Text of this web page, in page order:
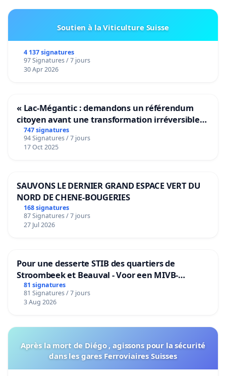
Soutien à la Viticulture Suisse
4 137 signatures
97 Signatures / 7 jours
30 Apr 2026
« Lac-Mégantic : demandons un référendum
citoyen avant une transformation irréversible
de notre territoire »
747 signatures
94 Signatures / 7 jours
17 Oct 2025
SAUVONS LE DERNIER GRAND ESPACE VERT DU
NORD DE CHENE-BOUGERIES
168 signatures
87 Signatures / 7 jours
27 Jul 2026
Pour une desserte STIB des quartiers de
Stroombeek et Beauval - Voor een MIVB-
bediening van de wijken Strombeek en Het
Voor
81 signatures
81 Signatures / 7 jours
3 Aug 2026
Après la mort de Diégo , agissons pour la sécurité
dans les gares Ferroviaires Suisses